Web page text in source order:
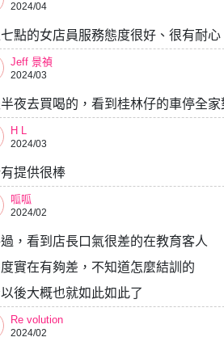
2024/04
點的女店員服務態度很好、很有耐心
Jeff 景禎
2024/03
夜去買喝的，看到桂林仔的車停全
H L
2024/03
提供很棒
呱呱
2024/02
過，看到店長口氣很差的在教育客人
實在有夠差，不知道怎麼結訓的
後大概也就如此如此了
Re volution
2024/02